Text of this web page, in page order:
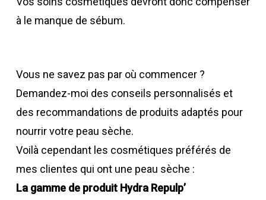
à le manque de sébum.
Vous ne savez pas par où commencer ?
Demandez-moi des conseils personnalisés et
des recommandations de produits adaptés pour
nourrir votre peau sèche.
Voilà cependant les cosmétiques préférés de
mes clientes qui ont une peau sèche :
La gamme de produit Hydra Repulp’